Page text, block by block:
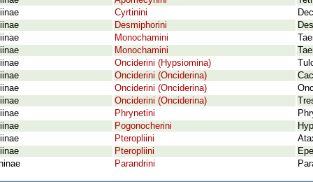
Cyrtinini
Desmiphorini
Monochamini
Monochamini
Onciderini (Hypsiomina)
Onciderini (Onciderina)
Onciderini (Onciderina)
Onciderini (Onciderina)
Phrynetini
Pogonocherini
Pteropliini
Pteropliini
Parandrini